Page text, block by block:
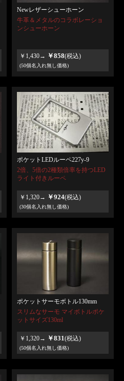
Newレザーシューホーン
牛革＆メタルのコラボレーショ
ンシューホーン
￥1,430→ ￥858(税込)
(50個名入れ無し価格)
ポケットLEDルーペ227y-9
2倍、5倍の2種類倍率を持つLED
ライト付きルーペ
￥1,320→ ￥924(税込)
(30個名入れ無し価格)
ポケットサーモボトル130mm
スリムなサーモ マイボトルポケ
ットサイズ130ml
￥1,320→ ￥831(税込)
(50個名入れ無し価格)